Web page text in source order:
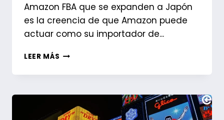
Amazon FBA que se expanden a Japón
es la creencia de que Amazon puede
actuar como su importador de...
LEER MÁS POR
AMAZON
PUEDE
SER
TU